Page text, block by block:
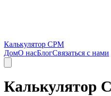
Калькулятор CPM
ДомО насБлогСвязаться с нами
Калькулятор